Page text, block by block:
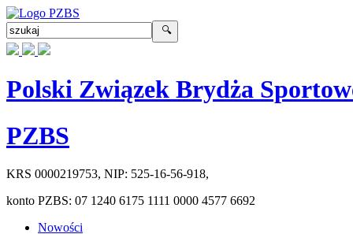
Polski Związek Brydża
PZBS
KRS 0000219753, NIP: 525-16-56-918,
konto PZBS: 07 1240 6175 1111 0000 4577 6692
Nowości